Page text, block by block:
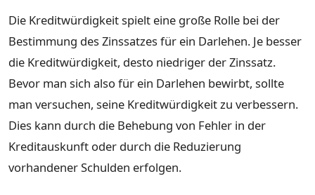
Die Kreditwürdigkeit spielt eine große Rolle bei der
Bestimmung des Zinssatzes für ein Darlehen. Je besser
die Kreditwürdigkeit, desto niedriger der Zinssatz.
Bevor man sich also für ein Darlehen bewirbt, sollte
man versuchen, seine Kreditwürdigkeit zu verbessern.
Dies kann durch die Behebung von Fehler in der
Kreditauskunft oder durch die Reduzierung
vorhandener Schulden erfolgen.